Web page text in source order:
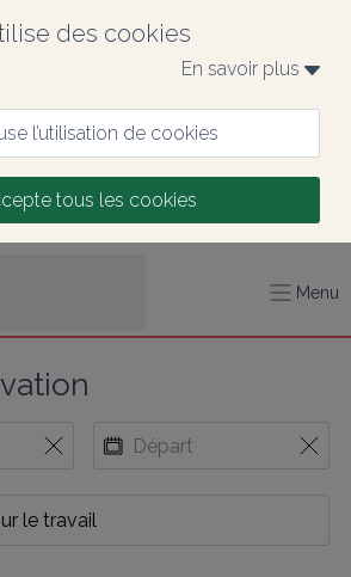
des cookies
En savoir plus
l’utilisation de cookies
tous les cookies
Menu
le travail